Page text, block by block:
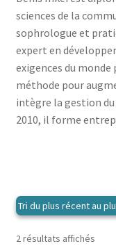
Médecine douces
Famille
Collections
sciences de la
sophrologue et
expert en
exigences du
méthode pour
intègre la gestion du
2010, il forme
2 résultats affichésTrié